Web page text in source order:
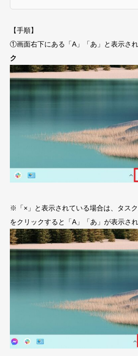
【手順】
①画面右下にある「A」「あ」と表示さ
ク
※「×」と表示されている場合は、タス
をクリックすると「A」「あ」が表示され